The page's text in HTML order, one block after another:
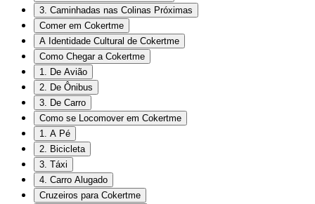
3. Caminhadas nas Colinas Próximas
Comer em Cokertme
A Identidade Cultural de Cokertme
Como Chegar a Cokertme
1. De Avião
2. De Ônibus
3. De Carro
Como se Locomover em Cokertme
1. A Pé
2. Bicicleta
3. Táxi
4. Carro Alugado
Cruzeiros para Cokertme